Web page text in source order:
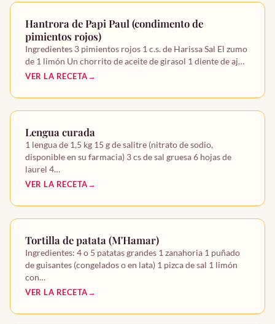
Hantrora de Papi Paul (condimento de
pimientos rojos)
Ingredientes 3 pimientos rojos 1 c.s. de Harissa Sal El zumo
de 1 limón Un chorrito de aceite de girasol 1 diente de aj…
VER LA RECETA
Lengua curada
1 lengua de 1,5 kg 15 g de salitre (nitrato de sodio,
disponible en su farmacia) 3 cs de sal gruesa 6 hojas de
laurel 4…
VER LA RECETA
Tortilla de patata (M'Hamar)
Ingredientes: 4 o 5 patatas grandes 1 zanahoria 1 puñado
de guisantes (congelados o en lata) 1 pizca de sal 1 limón
con…
VER LA RECETA